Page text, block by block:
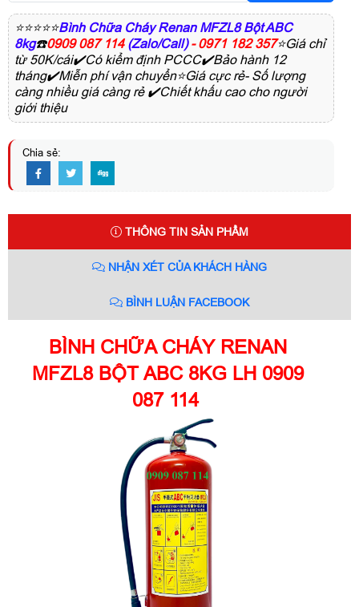
⭐⭐⭐⭐⭐Bình Chữa Cháy Renan MFZL8 Bột ABC
8kg☎️0909 087 114(Zalo/Call) - 0971 182 357⭐Giá chỉ
từ 50K/cái✔️Có kiểm định PCCC✔️Bảo hành 12
tháng✔️Miễn phí vận chuyển⭐Giá cực rẻ- Số lượng
càng nhiều giá càng rẻ ✔️Chiết khấu cao cho người
giới thiệu
Chia sẻ:
THÔNG TIN SẢN PHẨM
NHẬN XÉT CỦA KHÁCH HÀNG
BÌNH LUẬN FACEBOOK
BÌNH CHỮA CHÁY RENAN
MFZL8 BỘT ABC 8KG LH 0909
087 114